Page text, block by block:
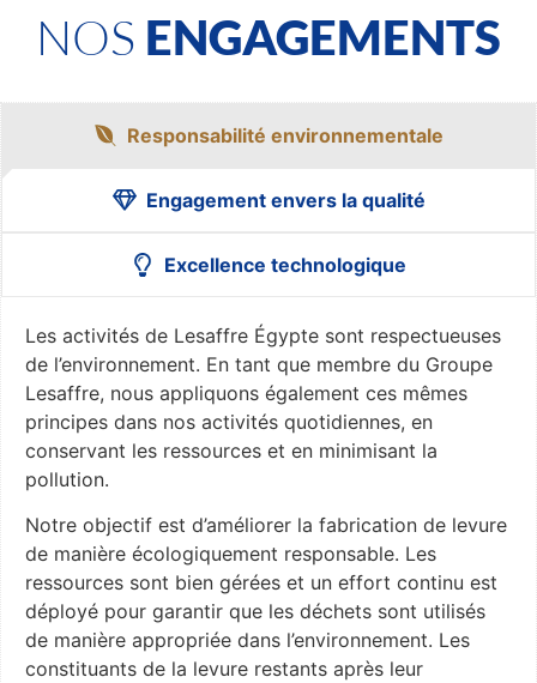
NOS ENGAGEMENTS
Responsabilité environnementale
Engagement envers la qualité
Excellence technologique
Les activités de Lesaffre Égypte sont respectueuses
de l’environnement. En tant que membre du Groupe
Lesaffre, nous appliquons également ces mêmes
principes dans nos activités quotidiennes, en
conservant les ressources et en minimisant la
pollution.
Notre objectif est d’améliorer la fabrication de levure
de manière écologiquement responsable. Les
ressources sont bien gérées et un effort continu est
déployé pour garantir que les déchets sont utilisés
de manière appropriée dans l’environnement. Les
constituants de la levure restants après leur